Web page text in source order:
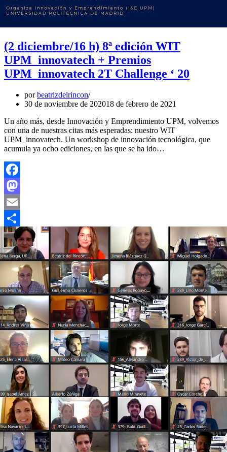
(2 diciembre/16 h) 8ª edición WIT
UPM_innovatech + Premios
UPM_innovatech 2T Challenge ‘ 20
porbeatrizdelrincon
30 de noviembre de 202018 de febrero de 2021
Un año más, desde Innovación y Emprendimiento UPM, volvemos
con una de nuestras citas más esperadas: nuestro WIT
UPM_innovatech. Un workshop de innovación tecnológica, que
acumula ya ocho ediciones, en las que se ha ido…
Facebook
Mastodon
Email
Compartir